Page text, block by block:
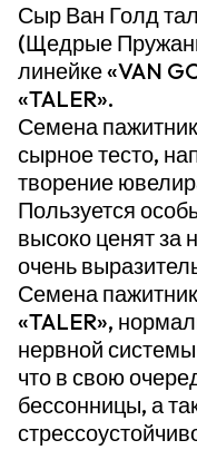
Сыр Ван Голд
(Щедрые
линейке «VAN
«TALER».
Семена
сырное тесто,
творение
Пользуется
высоко ценят за
очень
Семена
«TALER»,
нервной
что в свою
бессонницы, а